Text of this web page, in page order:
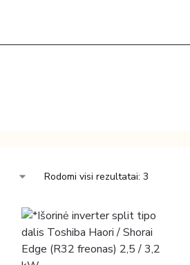
Rodomi visi rezultatai: 3